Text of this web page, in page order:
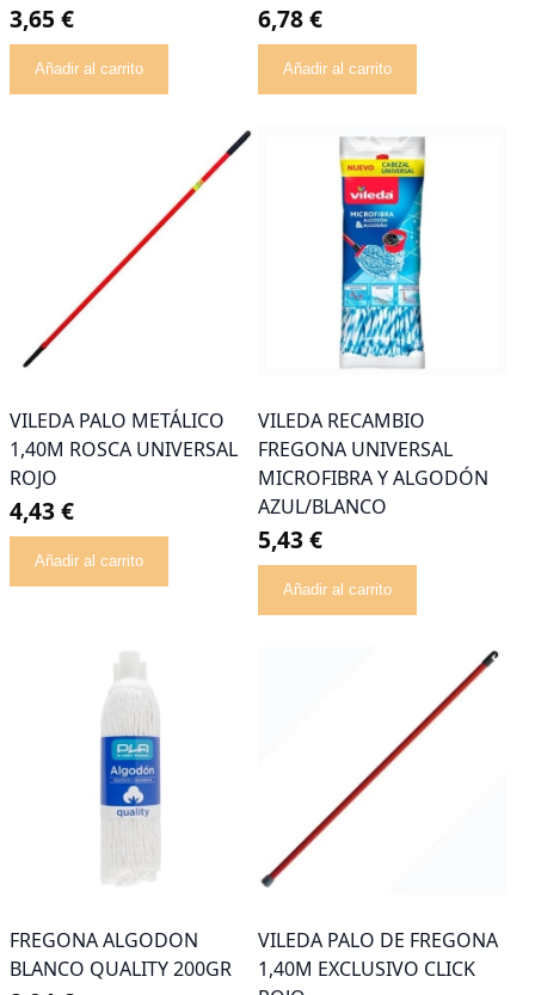
3,65 €
Añadir al carrito
6,78 €
Añadir al carrito
VILEDA PALO METÁLICO
1,40M ROSCA UNIVERSAL
ROJO
4,43 €
Añadir al carrito
VILEDA RECAMBIO
FREGONA UNIVERSAL
MICROFIBRA Y ALGODÓN
AZUL/BLANCO
5,43 €
Añadir al carrito
FREGONA ALGODON
BLANCO QUALITY 200GR
VILEDA PALO DE FREGONA
1,40M EXCLUSIVO CLICK